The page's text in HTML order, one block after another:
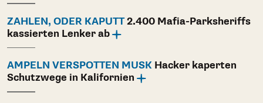
ZAHLEN, ODER KAPUTT2.400 Mafia-Parksheriffs
kassierten Lenker ab
AMPELN VERSPOTTEN MUSK Hacker kaperten
Schutzwege in Kalifornien